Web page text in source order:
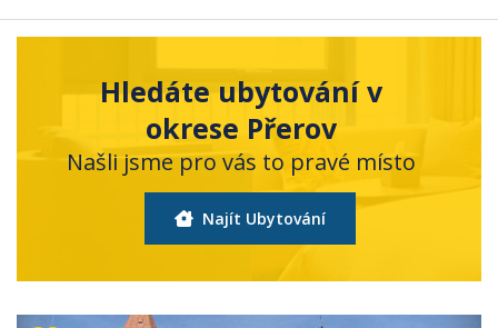
Hledáte ubytování v
okrese Přerov
Našli jsme pro vás to pravé místo
Najít Ubytování